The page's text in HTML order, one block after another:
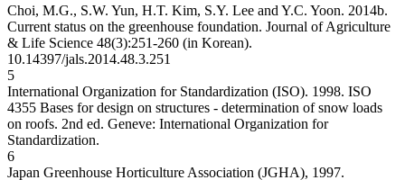
Choi, M.G., S.W. Yun, H.T. Kim, S.Y. Lee and Y.C. Yoon. 2014b.
Current status on the greenhouse foundation. Journal of Agriculture
& Life Science 48(3):251-260 (in Korean).
10.14397/jals.2014.48.3.251
5
International Organization for Standardization (ISO). 1998. ISO
4355 Bases for design on structures - determination of snow loads
on roofs. 2nd ed. Geneve: International Organization for
Standardization.
6
Japan Greenhouse Horticulture Association (JGHA), 1997.